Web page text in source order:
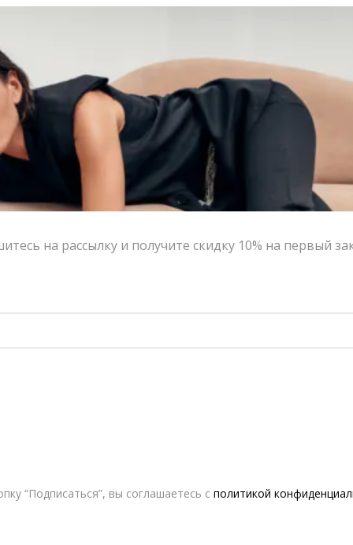
на рассылку и получите скидку 10% на первый
“Подписаться”, вы соглашаетесь с политикой